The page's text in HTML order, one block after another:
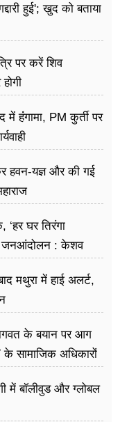
हुई'; खुद को बताया
पर करें शिव
हंंगामा, PM कुर्ती पर
हवन-यज्ञ और की गई
घर तिरंगा
जनआंदोलन : केशव
मथुरा में हाई अलर्ट,
के बयान पर आग
के सामाजिक अधिकारों
बॉलीवुड और ग्लोबल